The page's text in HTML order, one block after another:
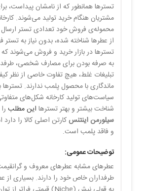
تسترها همانطور که از نامشان پیداست،
مشتریان هنگام خرید تولید می‌شوند.
محموله‌ی فروش خود تعدادی تستر
از عطرها شناخته شده، بدون نیاز به
تسترها در بازار خرید و فروش می‌شوند
به صرفه بودن برای مصارف شخصی،
تبلیغات غلط، هیچ تفاوت خاصی از نظر
ماندگاری با محصول پلمب ندارند. تسترها
سیاست‌های تولید کارخانه شکل‌های
شناخت بیشتر و بهتر تسترها این مطلب
سیلورمن اینتنس کارتن اصلی کالا را
و فاقد پلمب است.
توضیحات عمومی:
عطرهای مشابه عطرهای معروف و
طرفداران خاص خود را دارند. بسیاری از